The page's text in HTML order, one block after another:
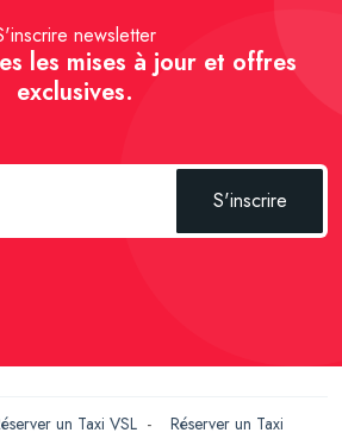
newsletter
les mises à jour et offres
exclusives.
S'inscrire
un Taxi VSL - Réserver un Taxi